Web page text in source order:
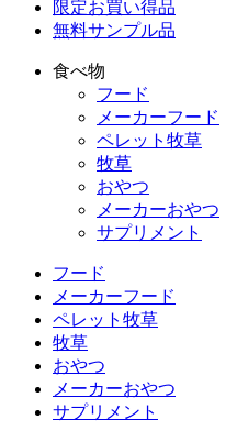
限定お買い得品
無料サンプル品
食べ物
フード
メーカーフード
ペレット牧草
牧草
おやつ
メーカーおやつ
サプリメント
フード
メーカーフード
ペレット牧草
牧草
おやつ
メーカーおやつ
サプリメント